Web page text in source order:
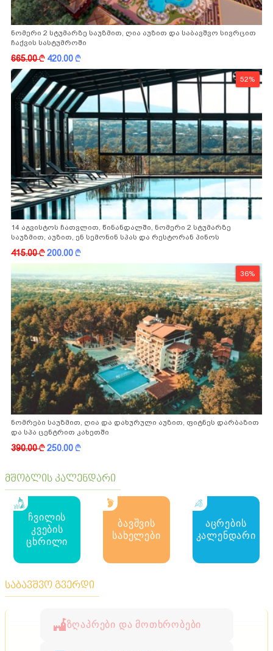
ნომერი 2 სტუმარზე საუზმით, ღია აუზით და საბავშვო სივრცით
ჩაქვის სასტუმროში
665.00k 420.00k
52%
14 აგვისტოს ჩათვლით, წინანდალში, ნომერი 2 სტუმარზე
საუზმით, აუზით, ენ სემონინ სპას და რესტორან პინოს
ფასდაკლებით
415.00k200.00k
36%
ნომრები საუზმით, ღია და დახურული აუზით, ფიტნეს დარბაზით
და სპა ცენტრით კახეთში
390.00k250.00k
მშობლის კალენდარი
ჩვილის
კვების
ცხრილი
ბავშვის
სახელები
აცრების
კალენდარი
საბავშვო გვერდი
ზღაპრები და მოთხრობები